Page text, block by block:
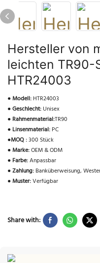
Hersteller von
leichten TR90-
HTR24003
●Modell: HTR24003
●Geschlecht: Unisex
● Rahmenmaterial:TR90
● Linsenmaterial: PC
●MOQ :300 Stück
●Marke:OEM & ODM
● Farbe:Anpassbar
●Zahlung: Banküberweisung,
●Muster:Verfügbar
Share with: